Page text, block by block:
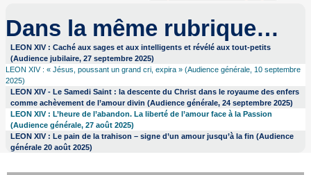
Dans la même rubrique…
LEON XIV : Caché aux sages et aux intelligents et révélé aux tout-petits
(Audience jubilaire, 27 septembre 2025)
LEON XIV : « Jésus, poussant un grand cri, expira » (Audience générale, 10 septembre
2025)
LEON XIV - Le Samedi Saint : la descente du Christ dans le royaume des enfers
comme achèvement de l’amour divin (Audience générale, 24 septembre 2025)
LEON XIV : L’heure de l’abandon. La liberté de l’amour face à la Passion
(Audience générale, 27 août 2025)
LEON XIV : Le pain de la trahison – signe d’un amour jusqu’à la fin (Audience
générale 20 août 2025)